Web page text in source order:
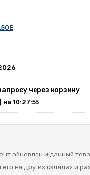
через корзину
] на 10:27:55
обновлен и данный
на других складах и